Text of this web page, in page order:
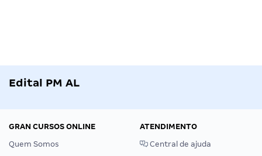
Edital PM AL
GRAN CURSOS ONLINE
Quem Somos
ATENDIMENTO
Central de ajuda